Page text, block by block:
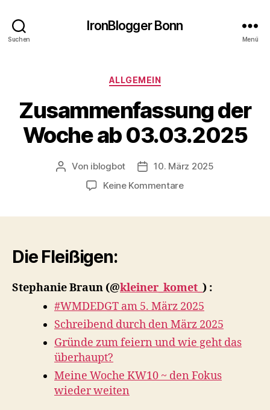
Suchen
IronBlogger Bonn
Menü
Kategorien
ALLGEMEIN
Zusammenfassung der
Woche ab 03.03.2025
Beitragsautor
Von iblogbot Veröffentlichungsdatum
10. März 2025
Keine Kommentarezu
Die Fleißigen:
Stephanie Braun (@kleiner_komet_ ) :
#WMDEDGT am 5. März 2025
Schreibend durch den März 2025
Gründe zum feiern und wie geht das
überhaupt?
Meine Woche KW10 ~ den Fokus
wieder weiten